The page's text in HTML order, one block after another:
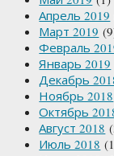
Апрель 2019
Март 2019
Февраль
Январь 2019
Декабрь
Ноябрь 2018
Октябрь
Август 2018
Июль 2018